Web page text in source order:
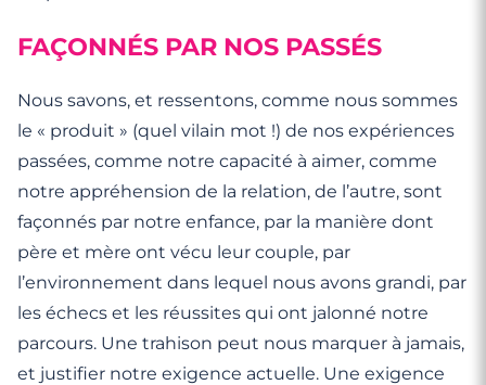
FAÇONNÉS PAR NOS PASSÉS
Nous savons, et ressentons, comme nous sommes
le « produit » (quel vilain mot !) de nos expériences
passées, comme notre capacité à aimer, comme
notre appréhension de la relation, de l’autre, sont
façonnés par notre enfance, par la manière dont
père et mère ont vécu leur couple, par
l’environnement dans lequel nous avons grandi, par
les échecs et les réussites qui ont jalonné notre
parcours. Une trahison peut nous marquer à jamais,
et justifier notre exigence actuelle. Une exigence